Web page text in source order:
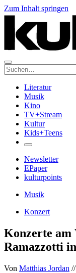
Zum Inhalt springen
Suche:
Literatur
Musik
Kino
TV+Stream
Kultur
Kids+Teens
Newsletter
EPaper
kulturpoints
Musik
Konzert
Konzerte am
Ramazzotti
Von Matthias Jordan